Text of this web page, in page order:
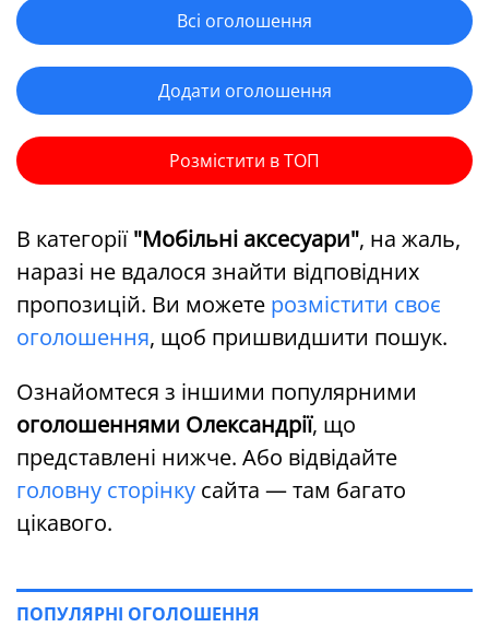
Всі оголошення
Додати оголошення
Розмістити в ТОП
В категорії"Мобільні аксесуари", на жаль,
наразі не вдалося знайти відповідних
пропозицій. Ви можете розмістити своє
оголошення, щоб пришвидшити пошук.
Ознайомтеся з іншими популярними
оголошеннями Олександрії, що
представлені нижче. Або відвідайте
головну сторінку сайта — там багато
цікавого.
ПОПУЛЯРНІ ОГОЛОШЕННЯ